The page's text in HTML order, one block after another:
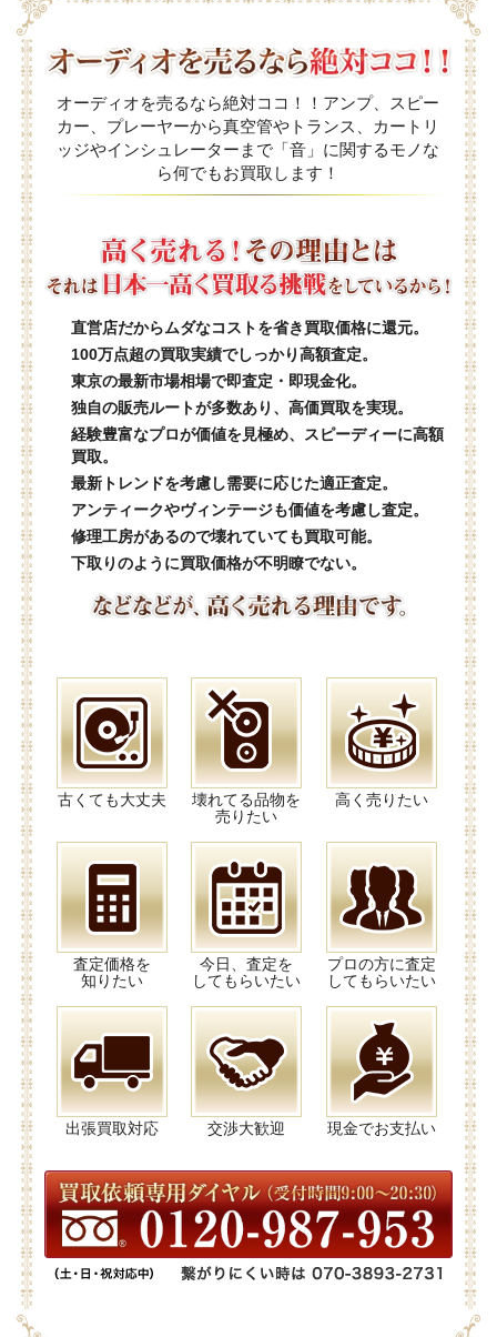
オーディオを売るなら絶対ココ！！アンプ、スピー
カー、プレーヤーから真空管やトランス、カートリ
ッジやインシュレーターまで「音」に関するモノな
ら何でもお買取します！
直営店だからムダなコストを省き買取価格に還元。
100万点超の買取実績でしっかり高額査定。
東京の最新市場相場で即査定・即現金化。
独自の販売ルートが多数あり、高価買取を実現。
経験豊富なプロが価値を見極め、スピーディーに高額
買取。
最新トレンドを考慮し需要に応じた適正査定。
アンティークやヴィンテージも価値を考慮し査定。
修理工房があるので壊れていても買取可能。
下取りのように買取価格が不明瞭でない。
古くても大丈夫
壊れてる品物を
売りたい
高く売りたい
査定価格を
知りたい
今日、査定を
してもらいたい
プロの方に査定
してもらいたい
出張買取対応 交渉大歓迎 現金でお支払い